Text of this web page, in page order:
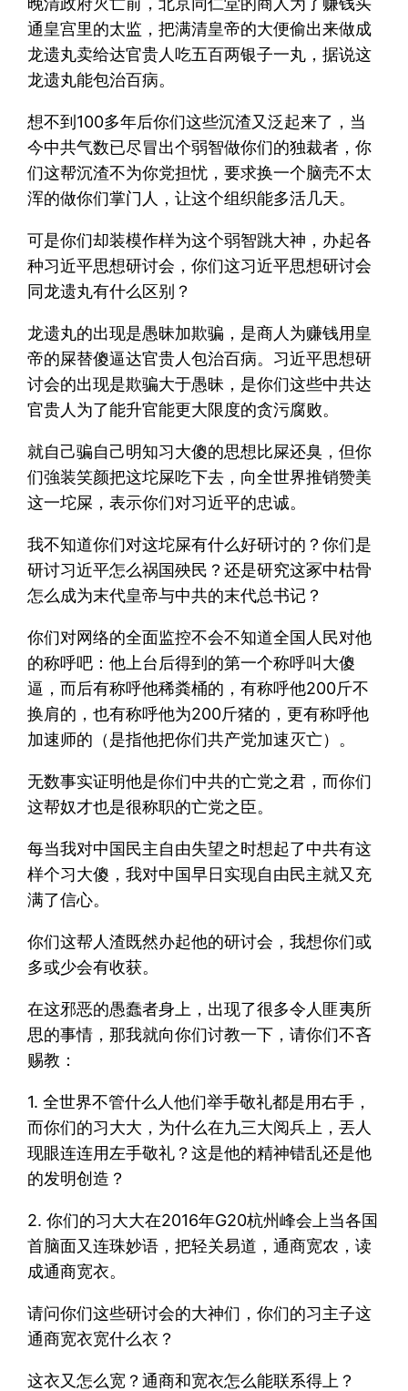
通皇宫里的太监，把满清皇帝的大便偷出来做成
龙遗丸卖给达官贵人吃五百两银子一丸，据说这
龙遗丸能包治百病。
想不到100多年后你们这些沉渣又泛起来了，当
今中共气数已尽冒出个弱智做你们的独裁者，你
们这帮沉渣不为你党担忧，要求换一个脑壳不太
浑的做你们掌门人，让这个组织能多活几天。
可是你们却装模作样为这个弱智跳大神，办起各
种习近平思想研讨会，你们这习近平思想研讨会
同龙遗丸有什么区别？
龙遗丸的出现是愚昧加欺骗，是商人为赚钱用皇
帝的屎替傻逼达官贵人包治百病。习近平思想研
讨会的出现是欺骗大于愚昧，是你们这些中共达
官贵人为了能升官能更大限度的贪污腐败。
就自己骗自己明知习大傻的思想比屎还臭，但你
们強装笑颜把这坨屎吃下去，向全世界推销赞美
这一坨屎，表示你们对习近平的忠诚。
我不知道你们对这坨屎有什么好研讨的？你们是
研讨习近平怎么祸国殃民？还是研究这冢中枯骨
怎么成为末代皇帝与中共的末代总书记？
你们对网络的全面监控不会不知道全国人民对他
的称呼吧：他上台后得到的第一个称呼叫大傻
逼，而后有称呼他稀粪桶的，有称呼他200斤不
换肩的，也有称呼他为200斤猪的，更有称呼他
加速师的（是指他把你们共产党加速灭亡）。
无数事实证明他是你们中共的亡党之君，而你们
这帮奴才也是很称职的亡党之臣。
每当我对中国民主自由失望之时想起了中共有这
样个习大傻，我对中国早日实现自由民主就又充
满了信心。
你们这帮人渣既然办起他的研讨会，我想你们或
多或少会有收获。
在这邪恶的愚蠢者身上，出现了很多令人匪夷所
思的事情，那我就向你们讨教一下，请你们不吝
赐教：
1. 全世界不管什么人他们举手敬礼都是用右手，
而你们的习大大，为什么在九三大阅兵上，丟人
现眼连连用左手敬礼？这是他的精神错乱还是他
的发明创造？
2. 你们的习大大在2016年G20杭州峰会上当各国
首脑面又连珠妙语，把轻关易道，通商宽农，读
成通商宽衣。
请问你们这些研讨会的大神们，你们的习主子这
通商宽衣宽什么衣？
这衣又怎么宽？通商和宽衣怎么能联系得上？